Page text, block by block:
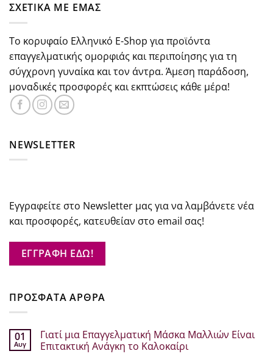
ΣΧΕΤΙΚΑ ΜΕ ΕΜΑΣ
Το κορυφαίο Ελληνικό E-Shop για προϊόντα
επαγγελματικής ομορφιάς και περιποίησης για τη
σύγχρονη γυναίκα και τον άντρα. Άμεση παράδοση,
μοναδικές προσφορές και εκπτώσεις κάθε μέρα!
NEWSLETTER
Εγγραφείτε στο Newsletter μας για να λαμβάνετε νέα
και προσφορές, κατευθείαν στο email σας!
ΕΓΓΡΑΦΗ ΕΔΩ!
ΠΡΟΣΦΑΤΑ ΑΡΘΡΑ
01
Αυγ
Γιατί μια Επαγγελματική Μάσκα Μαλλιών Είναι
Επιτακτική Ανάγκη το Καλοκαίρι